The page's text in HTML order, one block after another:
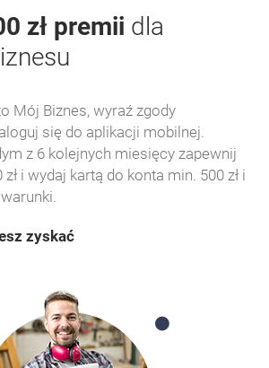
zł premii dla
Mój Biznes, wyraź zgody
się do aplikacji mobilnej.
z 6 kolejnych miesięcy zapewnij
i wydaj kartą do konta min. 500 zł i
zyskać